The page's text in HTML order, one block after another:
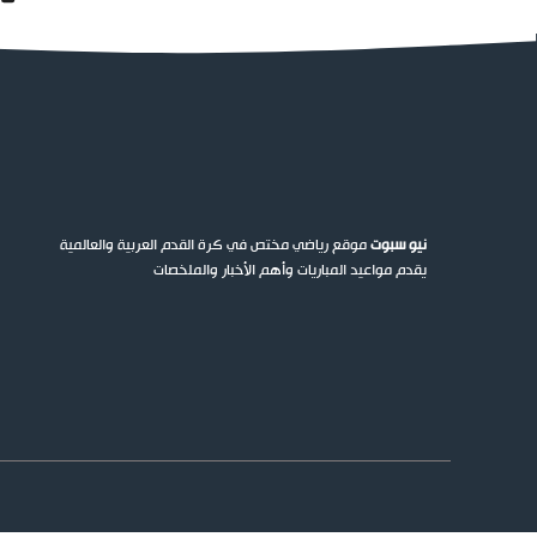
نيو سبوتموقع رياضي مختص في كرة القدم العربية والعالمية
يقدم مواعيد المباريات وأهم الأخبار والملخصات